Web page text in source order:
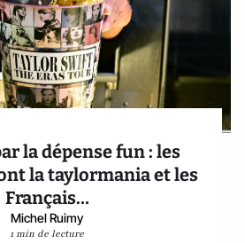
la dépense fun : les
la taylormania et les
Français…
Michel Ruimy
1 min de lecture